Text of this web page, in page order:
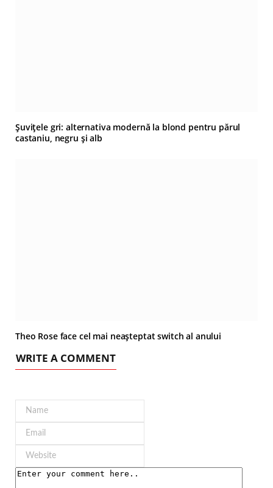
Șuvițele gri: alternativa modernă la blond pentru părul
castaniu, negru și alb
Theo Rose face cel mai neașteptat switch al anului
WRITE A COMMENT